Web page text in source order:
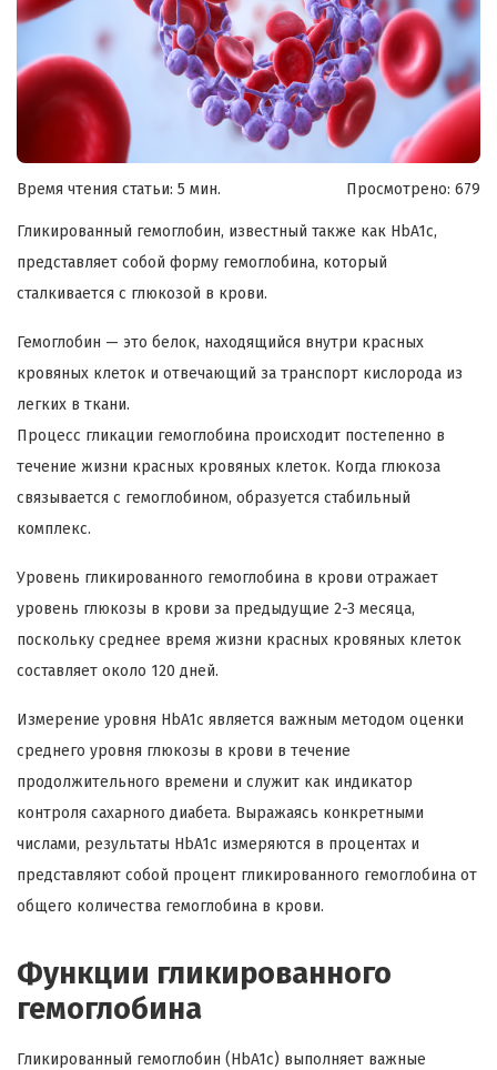
Время чтения статьи: 5 мин. Просмотрено: 679
Гликированный гемоглобин, известный также как HbA1c,
представляет собой форму гемоглобина, который
сталкивается с глюкозой в крови.
Гемоглобин — это белок, находящийся внутри красных
кровяных клеток и отвечающий за транспорт кислорода из
легких в ткани.
Процесс гликации гемоглобина происходит постепенно в
течение жизни красных кровяных клеток. Когда глюкоза
связывается с гемоглобином, образуется стабильный
комплекс.
Уровень гликированного гемоглобина в крови отражает
уровень глюкозы в крови за предыдущие 2-3 месяца,
поскольку среднее время жизни красных кровяных клеток
составляет около 120 дней.
Измерение уровня HbA1c является важным методом оценки
среднего уровня глюкозы в крови в течение
продолжительного времени и служит как индикатор
контроля сахарного диабета. Выражаясь конкретными
числами, результаты HbA1c измеряются в процентах и
представляют собой процент гликированного гемоглобина от
общего количества гемоглобина в крови.
Функции гликированного
гемоглобина
Гликированный гемоглобин (HbA1c) выполняет важные